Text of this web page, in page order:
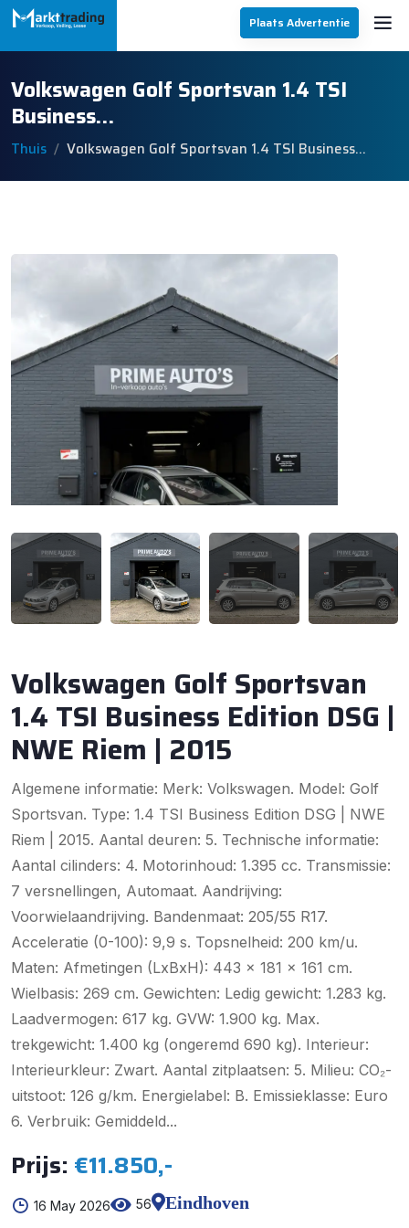
Plaats Advertentie
Volkswagen Golf Sportsvan 1.4 TSI
Business…
Thuis Volkswagen Golf Sportsvan 1.4 TSI Business…
Volkswagen Golf Sportsvan
1.4 TSI Business Edition DSG |
NWE Riem | 2015
Algemene informatie: Merk: Volkswagen. Model: Golf
Sportsvan. Type: 1.4 TSI Business Edition DSG | NWE
Riem | 2015. Aantal deuren: 5. Technische informatie:
Aantal cilinders: 4. Motorinhoud: 1.395 cc. Transmissie:
7 versnellingen, Automaat. Aandrijving:
Voorwielaandrijving. Bandenmaat: 205/55 R17.
Acceleratie (0-100): 9,9 s. Topsnelheid: 200 km/u.
Maten: Afmetingen (LxBxH): 443 x 181 x 161 cm.
Wielbasis: 269 cm. Gewichten: Ledig gewicht: 1.283 kg.
Laadvermogen: 617 kg. GVW: 1.900 kg. Max.
trekgewicht: 1.400 kg (ongeremd 690 kg). Interieur:
Interieurkleur: Zwart. Aantal zitplaatsen: 5. Milieu: CO₂-
uitstoot: 126 g/km. Energielabel: B. Emissieklasse: Euro
6. Verbruik: Gemiddeld...
Prijs: €11.850,-
16 May 2026 56
Eindhoven